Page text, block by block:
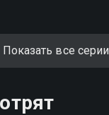
Показать все серии